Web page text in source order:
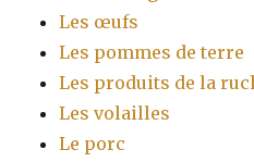
Les œufs
Les pommes de terre
Les produits de la
Les volailles
Le porc